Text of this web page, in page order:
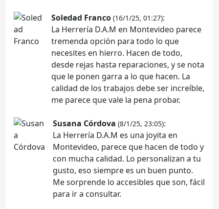
Soledad Franco (16/1/25, 01:27):
La Herrería D.A.M en Montevideo parece
tremenda opción para todo lo que
necesites en hierro. Hacen de todo,
desde rejas hasta reparaciones, y se nota
que le ponen garra a lo que hacen. La
calidad de los trabajos debe ser increíble,
me parece que vale la pena probar.
Susana Córdova (8/1/25, 23:05):
La Herrería D.A.M es una joyita en
Montevideo, parece que hacen de todo y
con mucha calidad. Lo personalizan a tu
gusto, eso siempre es un buen punto.
Me sorprende lo accesibles que son, fácil
para ir a consultar.